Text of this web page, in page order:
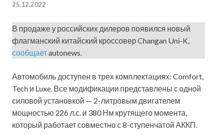
25.12.2022
В продаже у российских дилеров появился новый
флагманский китайский кроссовер Changan Uni-K,
сообщаетautonews.
Автомобиль доступен в трех комплектациях: Comfort,
Tech и Luxe. Все модификации представлены с одной
силовой установкой — 2-литровым двигателем
мощностью 226 л.с. и 380 Нм крутящего момента,
который работает совместно с 8-ступенчатой АККП.